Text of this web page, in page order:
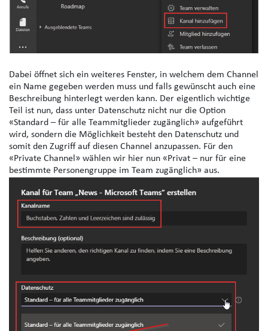
Dabei öffnet sich ein weiteres Fenster, in welchem dem Channel
ein Name gegeben werden muss und falls gewünscht auch eine
Beschreibung hinterlegt werden kann. Der eigentlich wichtige
Teil ist nun, dass unter Datenschutz nicht nur die Option
«Standard – für alle Teammitglieder zugänglich» aufgeführt
wird, sondern die Möglichkeit besteht den Datenschutz und
somit den Zugriff auf diesen Channel anzupassen. Für den
«Private Channel» wählen wir hier nun «Privat – nur für eine
bestimmte Personengruppe im Team zugänglich» aus.